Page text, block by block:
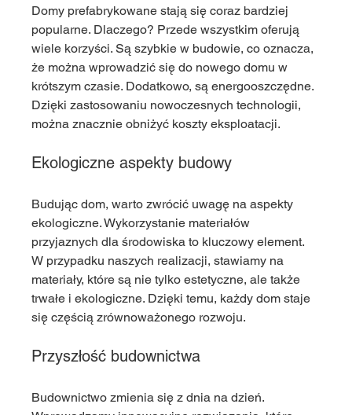
Domy prefabrykowane stają się coraz bardziej
popularne. Dlaczego? Przede wszystkim oferują
wiele korzyści. Są szybkie w budowie, co oznacza,
że można wprowadzić się do nowego domu w
krótszym czasie. Dodatkowo, są energooszczędne.
Dzięki zastosowaniu nowoczesnych technologii,
można znacznie obniżyć koszty eksploatacji.
Ekologiczne aspekty budowy
Budując dom, warto zwrócić uwagę na aspekty
ekologiczne. Wykorzystanie materiałów
przyjaznych dla środowiska to kluczowy element.
W przypadku naszych realizacji, stawiamy na
materiały, które są nie tylko estetyczne, ale także
trwałe i ekologiczne. Dzięki temu, każdy dom staje
się częścią zrównoważonego rozwoju.
Przyszłość budownictwa
Budownictwo zmienia się z dnia na dzień.